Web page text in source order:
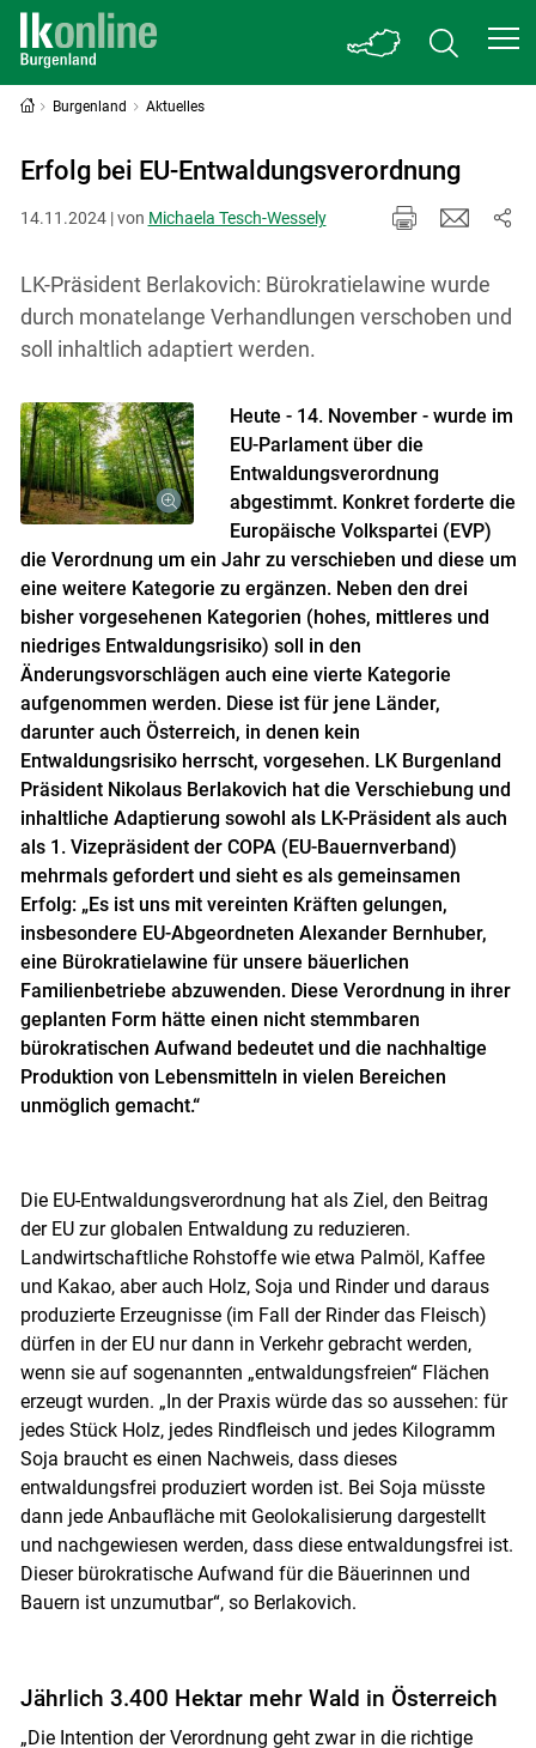
Skip to main content
Burgenland Aktuelles
Erfolg bei EU-Entwaldungsverordnung
14.11.2024 | von Michaela Tesch-Wessely
LK-Präsident Berlakovich: Bürokratielawine wurde
durch monatelange Verhandlungen verschoben und
soll inhaltlich adaptiert werden.
Heute - 14. November - wurde im
EU-Parlament über die
Entwaldungsverordnung
abgestimmt. Konkret forderte die
Europäische Volkspartei (EVP)
die Verordnung um ein Jahr zu verschieben und diese um
eine weitere Kategorie zu ergänzen. Neben den drei
bisher vorgesehenen Kategorien (hohes, mittleres und
niedriges Entwaldungsrisiko) soll in den
Änderungsvorschlägen auch eine vierte Kategorie
aufgenommen werden. Diese ist für jene Länder,
darunter auch Österreich, in denen kein
Entwaldungsrisiko herrscht, vorgesehen. LK Burgenland
Präsident Nikolaus Berlakovich hat die Verschiebung und
inhaltliche Adaptierung sowohl als LK-Präsident als auch
als 1. Vizepräsident der COPA (EU-Bauernverband)
mehrmals gefordert und sieht es als gemeinsamen
Erfolg: „Es ist uns mit vereinten Kräften gelungen,
insbesondere EU-Abgeordneten Alexander Bernhuber,
eine Bürokratielawine für unsere bäuerlichen
Familienbetriebe abzuwenden. Diese Verordnung in ihrer
geplanten Form hätte einen nicht stemmbaren
bürokratischen Aufwand bedeutet und die nachhaltige
Produktion von Lebensmitteln in vielen Bereichen
unmöglich gemacht.“
Die EU-Entwaldungsverordnung hat als Ziel, den Beitrag
der EU zur globalen Entwaldung zu reduzieren.
Landwirtschaftliche Rohstoffe wie etwa Palmöl, Kaffee
und Kakao, aber auch Holz, Soja und Rinder und daraus
produzierte Erzeugnisse (im Fall der Rinder das Fleisch)
dürfen in der EU nur dann in Verkehr gebracht werden,
wenn sie auf sogenannten „entwaldungsfreien“ Flächen
erzeugt wurden. „In der Praxis würde das so aussehen: für
jedes Stück Holz, jedes Rindfleisch und jedes Kilogramm
Soja braucht es einen Nachweis, dass dieses
entwaldungsfrei produziert worden ist. Bei Soja müsste
dann jede Anbaufläche mit Geolokalisierung dargestellt
und nachgewiesen werden, dass diese entwaldungsfrei ist.
Dieser bürokratische Aufwand für die Bäuerinnen und
Bauern ist unzumutbar“, so Berlakovich.
Jährlich 3.400 Hektar mehr Wald in Österreich
„Die Intention der Verordnung geht zwar in die richtige